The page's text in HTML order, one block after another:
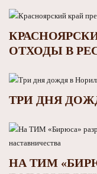
ОТХОДЫ В
ТРИ ДНЯ
НА ТИМ